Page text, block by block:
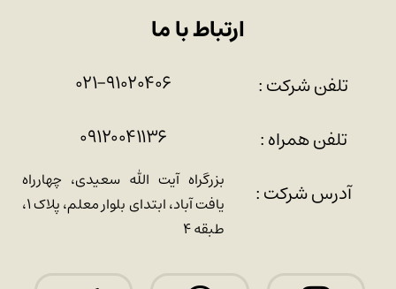
ارتباط با ما
تلفن شرکت :
۰۲۱-۹۱۰۲۰۴۰۶
تلفن همراه :
۰۹۱۲۰۰۴۱۱۳۶
آدرس شرکت :
بزرگراه آیت الله سعیدی، چهارراه
یافت آباد، ابتدای بلوار معلم، پلاک ۱،
طبقه ۴